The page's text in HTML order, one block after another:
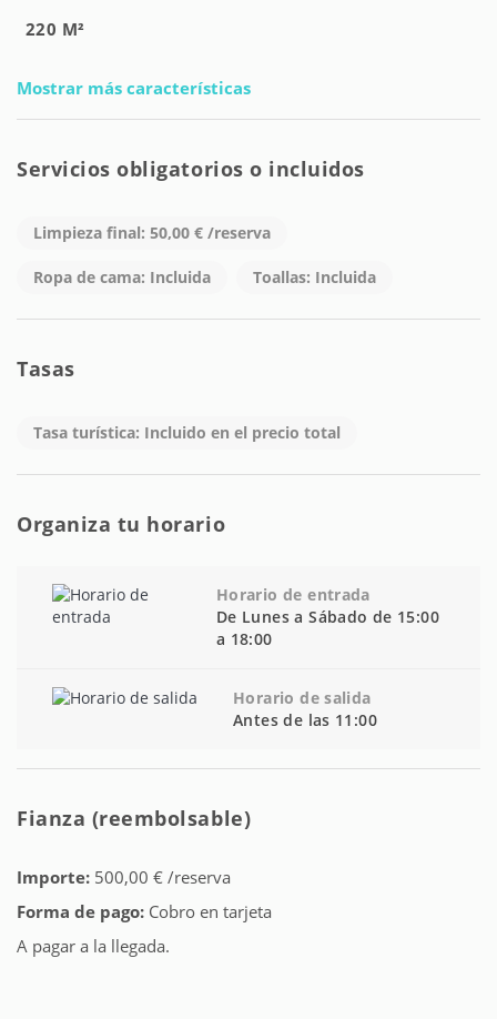
220 M²
Mostrar más características
Servicios obligatorios o incluidos
Limpieza final: 50,00 € /reserva
Ropa de cama: Incluida Toallas: Incluida
Tasas
Tasa turística: Incluido en el precio total
Organiza tu horario
Horario de entrada
De Lunes a Sábado de 15:00
a 18:00
Horario de salida
Antes de las 11:00
Fianza (reembolsable)
Importe: 500,00 € /reserva
Forma de pago: Cobro en tarjeta
A pagar a la llegada.